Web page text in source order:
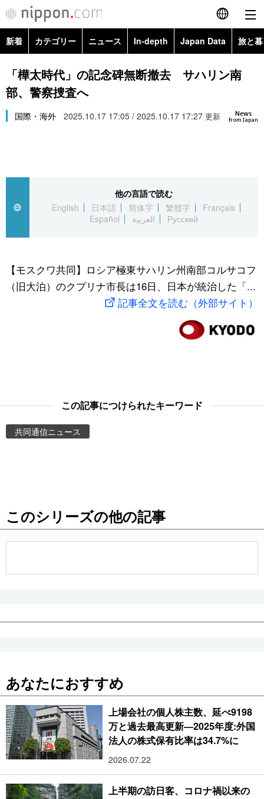
English
简体字
Русский
カテゴリー
経済・ビジネス
国際
文化
トップ
アーカイブ
In-depth
Japan Data
動画/Live
お知らせ
新着 カテゴリー ニュース In-depth Japan Data 旅と
政治・外交
経済・ビジネス
スポーツ・東京2020
Topics
「樺太時代」の記念碑無断撤去 サハリン南
部、警察捜査へ
News
from Japan
国際・海外 2025.10.17 17:05 / 2025.10.17 17:27 更新
他の言語で読む
English
日本語 简体字 繁體字
Français
Español
العربية Русский
【モスクワ共同】ロシア極東サハリン州南部コルサコフ
（旧大泊）のクプリナ市長は16日、日本が統治した「...
記事全文を読む（外部サイト）
この記事につけられたキーワード
共同通信ニュース
このシリーズの他の記事
あなたにおすすめ
上場会社の個人株主数、延べ9198
万と過去最高更新―2025年度:外国
法人の株式保有比率は34.7%に
2026.07.22
上半期の訪日客、コロナ禍以来の